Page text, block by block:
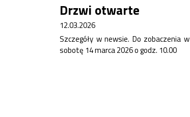
Drzwi otwarte
12.03.2026
Szczegóły w newsie. Do zobaczenia w
sobotę 14 marca 2026 o godz. 10.00